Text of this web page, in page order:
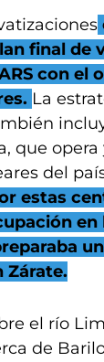
final de
con el
La
que
del
estas
en
Zárate.
el río
de